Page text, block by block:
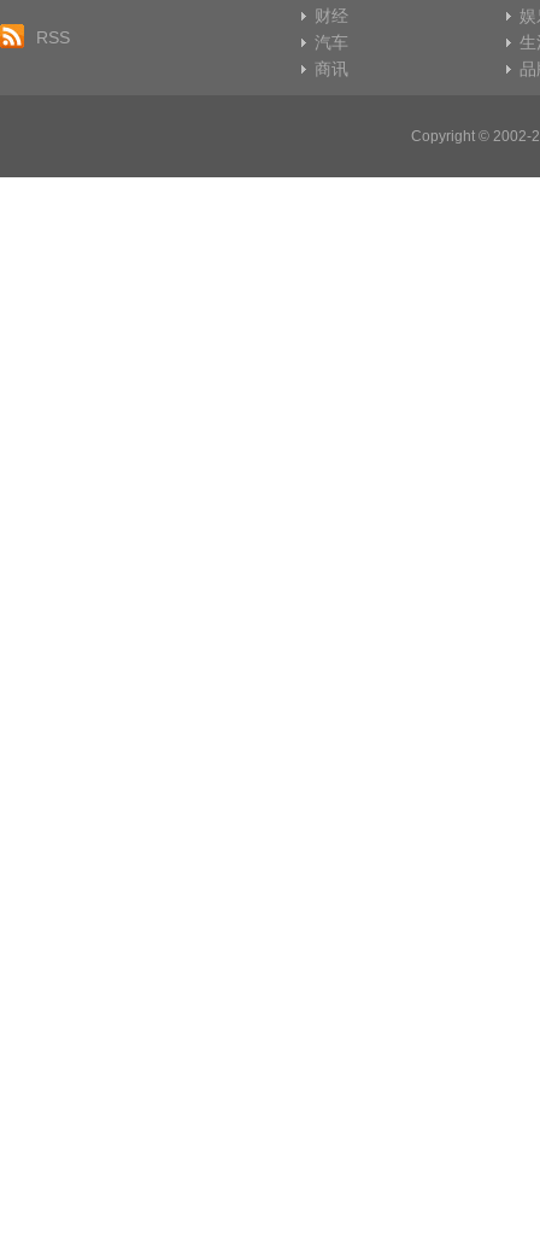
RSS
财经
汽车
商讯
娱
生
Copyright © 2002-